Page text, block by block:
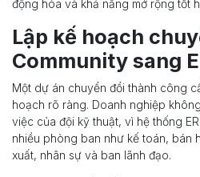
động hóa và khả năng mở rộng tốt
Lập kế hoạch
Community sang
Một dự án chuyển đổi thành công
hoạch rõ ràng. Doanh nghiệp
việc của đội kỹ thuật, vì hệ thống
nhiều phòng ban như kế toán, bán
xuất, nhân sự và ban lãnh đạo.